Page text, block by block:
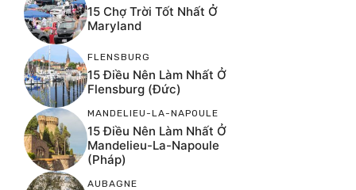
15 Chợ Trời Tốt Nhất Ở
Maryland
FLENSBURG
15 Điều Nên Làm Nhất Ở
Flensburg (Đức)
MANDELIEU-LA-NAPOULE
15 Điều Nên Làm Nhất Ở
Mandelieu-La-Napoule
(Pháp)
AUBAGNE